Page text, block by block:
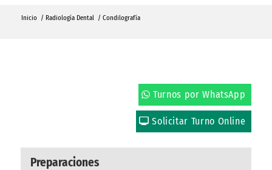
Inicio / Radiología Dental / Condilografía
Turnos por WhatsApp
Solicitar Turno Online
Preparaciones